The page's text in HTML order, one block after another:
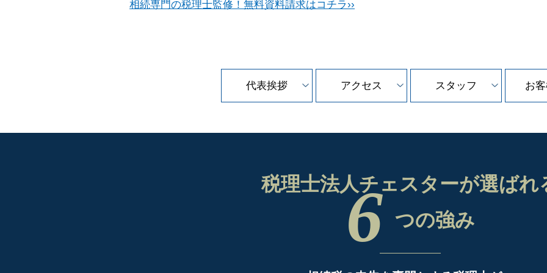
相続専門の税理士監修！無料資料請求はコチラ››
代表挨拶 アクセス スタッフ お
税理士法人チェスターが選ばれ
6 つの強み